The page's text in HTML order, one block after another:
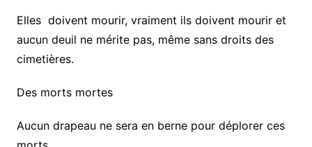
Elles doivent mourir, vraiment ils doivent mourir et
aucun deuil ne mérite pas, même sans droits des
cimetières.
Des morts mortes
Aucun drapeau ne sera en berne pour déplorer ces